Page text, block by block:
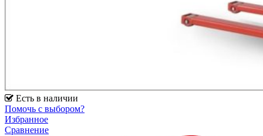
Есть в наличии
Помочь с выбором?
Избранное
Сравнение